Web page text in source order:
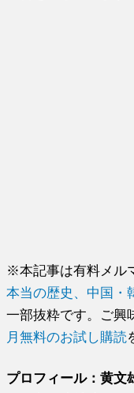
※本記事は有料メル
本当の歴史、中国・
一部抜粋です。ご興
月無料のお試し購読
プロフィール：黄文